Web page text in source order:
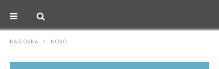
NASLOVNA NOVO